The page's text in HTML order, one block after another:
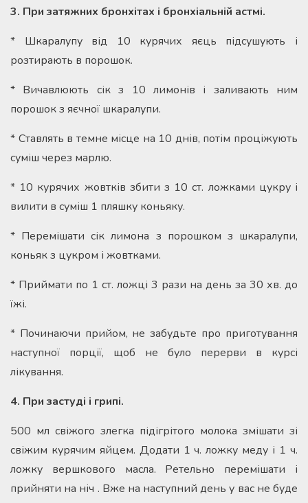
3. При затяжних бронхітах і бронхіальній астмі.
* Шкаралупу від 10 курячих яєць підсушують і
розтирають в порошок.
* Вичавлюють сік з 10 лимонів і заливають ним
порошок з яєчної шкаралупи.
* Ставлять в темне місце на 10 днів, потім проціжують
суміш через марлю.
* 10 курячих жовтків збити з 10 ст. ложками цукру і
вилити в суміш 1 пляшку коньяку.
* Перемішати сік лимона з порошком з шкаралупи,
коньяк з цукром і жовтками.
* Приймати по 1 ст. ложці 3 рази на день за 30 хв. до
їжі.
* Починаючи прийом, не забудьте про приготування
наступної порції, щоб не було перерви в курсі
лікування.
4. При застуді і грипі.
500 мл свіжого злегка підігрітого молока змішати зі
свіжим курячим яйцем. Додати 1 ч. ложку меду і 1 ч.
ложку вершкового масла. Ретельно перемішати і
прийняти на ніч . Вже на наступний день у вас не буде